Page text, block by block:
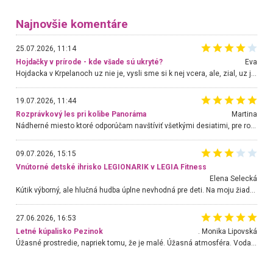
Najnovšie komentáre
25.07.2026, 11:14
Hojdačky v prírode - kde všade sú ukryté?
Eva
19.07.2026, 11:44
Rozprávkový les pri kolibe Panoráma
Martina
Nádherné miesto ktoré odporúčam navštíviť všetkými desiatimi, pre rodiny s deťmi, dôchodcom... Proste a jednoducho ozaj rozprávkový les.. určite ešte prídeme. Odniesli sme si na pamiatku krásne tričká,
09.07.2026, 15:15
Vnútorné detské ihrisko LEGIONARIK v LEGIA Fitness
Elena Selecká
Kútik výborný, ale hlučná hudba úplne nevhodná pre deti. Na moju žiadosť o aspoň sušenie nereagovali.
27.06.2026, 16:53
Letné kúpalisko Pezinok
. Monika Lipovská